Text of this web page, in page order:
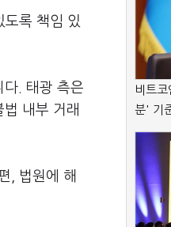
도록 책임 있
다. 태광 측은
내부 거래
, 법원에 해
비트
분' 기